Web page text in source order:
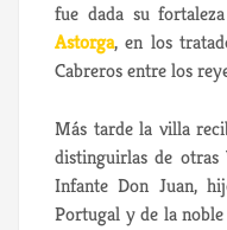
fue dada su
Astorga, en los
Cabreros entre los
Más tarde la villa
distinguirlas de otras
Infante Don Juan,
Portugal y de la